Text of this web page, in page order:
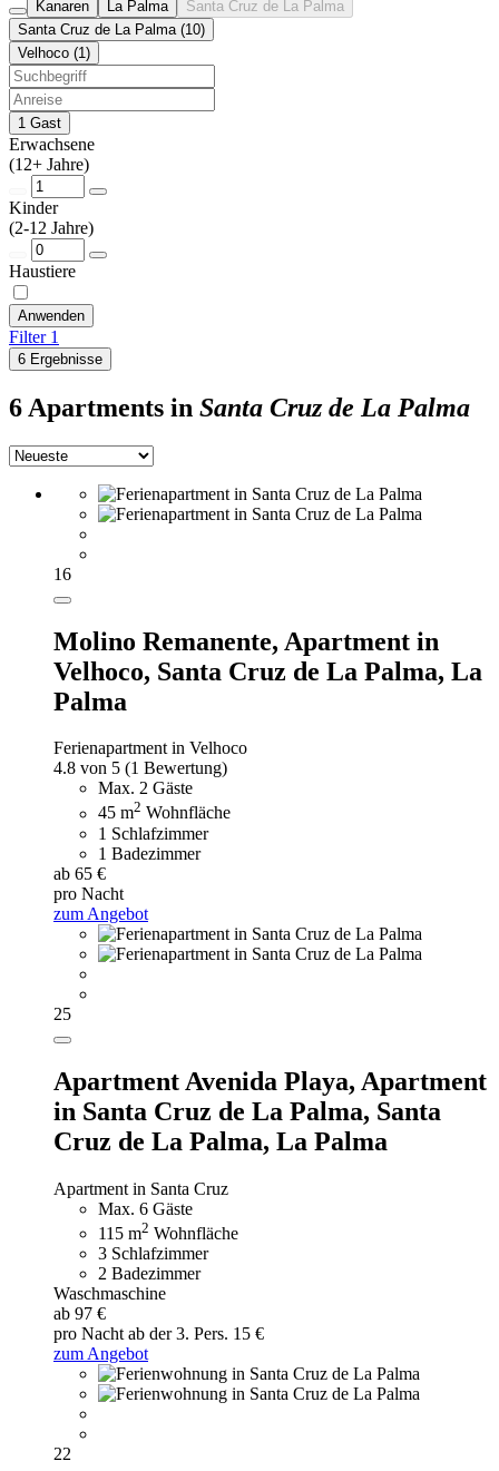
Kanaren La Palma
Santa Cruz de La Palma
Santa Cruz de La Palma (10)
Velhoco (1)
1 Gast
Erwachsene
(12+ Jahre)
Kinder
(2-12 Jahre)
Haustiere
Anwenden
Filter 1
6 Ergebnisse
6 Apartments in Santa Cruz de La Palma
16
Molino Remanente, Apartment in
Velhoco, Santa Cruz de La Palma, La
Palma
Ferienapartment in Velhoco
4.8 von 5 (1 Bewertung)
Max. 2 Gäste
45 m2 Wohnfläche
1 Schlafzimmer
1 Badezimmer
ab 65 €
pro Nacht
zum Angebot
25
Apartment Avenida Playa, Apartment
in Santa Cruz de La Palma, Santa
Cruz de La Palma, La Palma
Apartment in Santa Cruz
Max. 6 Gäste
115 m2 Wohnfläche
3 Schlafzimmer
2 Badezimmer
Waschmaschine
ab 97 €
pro Nacht ab der 3. Pers. 15 €
zum Angebot
22